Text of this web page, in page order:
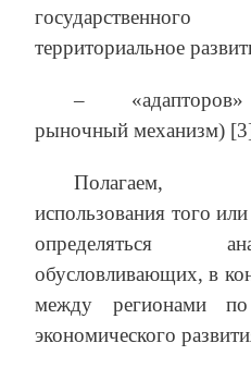
территориальное
– «адапторов»
рыночный механизм)
Полагаем,
использования того
определяться
обусловливающих, в
между регионами
экономического